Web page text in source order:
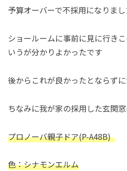
予算オーバーで不採用になりま
ショールームに事前に見に行き
いうが分かりよかったです
後からこれが良かったとならず
ちなみに我が家の採用した玄関窓
プロノーバ親子ドア(P-A48B)
色：シナモンエルム